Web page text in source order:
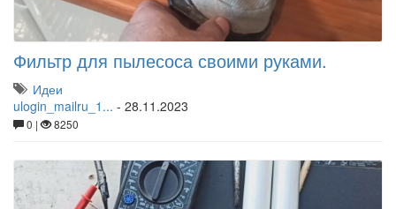
Фильтр для пылесоса своими руками.
Идеи
ulogin_mailru_1... - 28.11.2023
0 | 8250